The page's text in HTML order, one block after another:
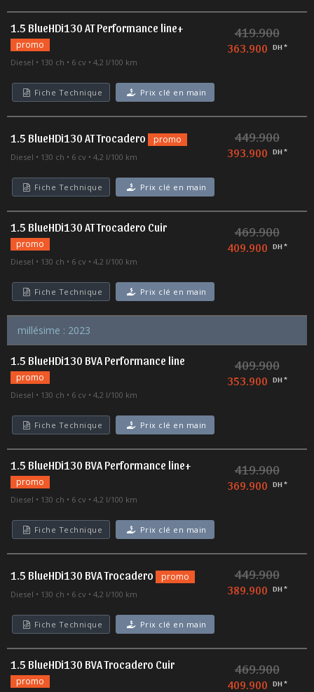
1.5 BlueHDi130 AT Performance line+
promo
Diesel 130 ch 6 cv 4,2 l/100 km
419.900
363.900 DH *
Fiche Technique Prix clé en main
1.5 BlueHDi130 AT Trocadero promo
Diesel 130 ch 6 cv 4,2 l/100 km
449.900
393.900 DH *
Fiche Technique Prix clé en main
1.5 BlueHDi130 AT Trocadero Cuir
promo
Diesel 130 ch 6 cv 4,2 l/100 km
469.900
409.900 DH *
Fiche Technique Prix clé en main
millésime : 2023
1.5 BlueHDi130 BVA Performance line
promo
Diesel 130 ch 6 cv 4,2 l/100 km
409.900
353.900 DH *
Fiche Technique Prix clé en main
1.5 BlueHDi130 BVA Performance line+
promo
Diesel 130 ch 6 cv 4,2 l/100 km
419.900
369.900 DH *
Fiche Technique Prix clé en main
1.5 BlueHDi130 BVA Trocadero promo
Diesel 130 ch 6 cv 4,2 l/100 km
449.900
389.900 DH *
Fiche Technique Prix clé en main
1.5 BlueHDi130 BVA Trocadero Cuir
promo
469.900
409.900 DH *